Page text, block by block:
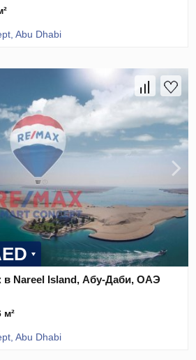
Abu Dhabi
в Nareel Island, Абу-Даби, ОАЭ
м²
Abu Dhabi